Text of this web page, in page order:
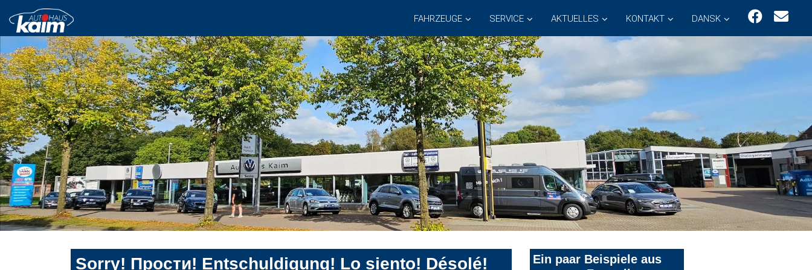
FAHRZEUGE SERVICE AKTUELLES KONTAKT DANSK
Sorry! Прости! Entschuldigung! Lo siento! Désolé!
Ein paar Beispiele aus